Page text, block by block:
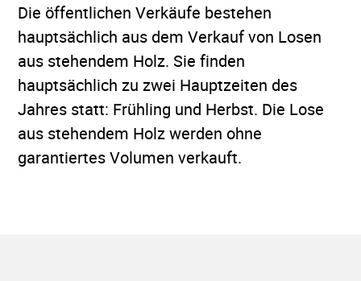
Die öffentlichen Verkäufe bestehen
hauptsächlich aus dem Verkauf von Losen
aus stehendem Holz. Sie finden
hauptsächlich zu zwei Hauptzeiten des
Jahres statt: Frühling und Herbst. Die Lose
aus stehendem Holz werden ohne
garantiertes Volumen verkauft.